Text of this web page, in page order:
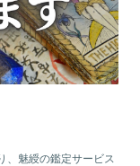
魅綬の鑑定サービス